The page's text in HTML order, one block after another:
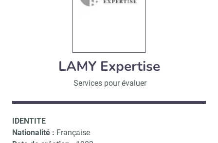
LAMY Expertise
Services pour évaluer
IDENTITE
Nationalité : Française